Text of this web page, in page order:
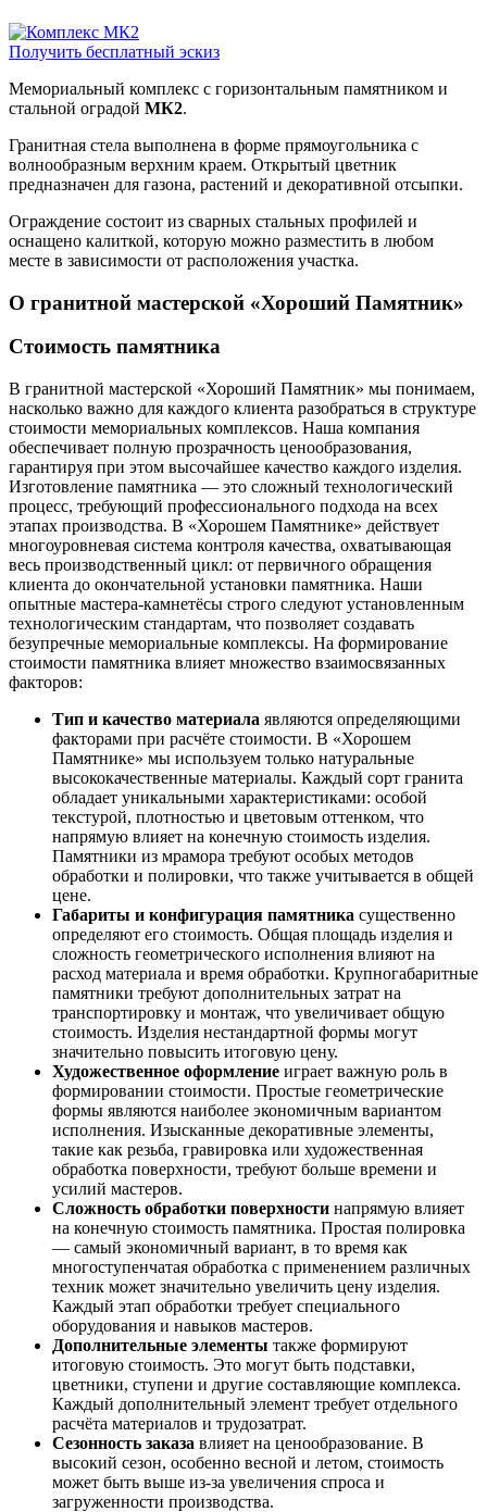
Получить бесплатный эскиз
Мемориальный комплекс с горизонтальным памятником и
стальной оградой МК2.
Гранитная стела выполнена в форме прямоугольника с
волнообразным верхним краем. Открытый цветник
предназначен для газона, растений и декоративной отсыпки.
Ограждение состоит из сварных стальных профилей и
оснащено калиткой, которую можно разместить в любом
месте в зависимости от расположения участка.
О гранитной мастерской «Хороший Памятник»
Стоимость памятника
В гранитной мастерской «Хороший Памятник» мы понимаем,
насколько важно для каждого клиента разобраться в структуре
стоимости мемориальных комплексов. Наша компания
обеспечивает полную прозрачность ценообразования,
гарантируя при этом высочайшее качество каждого изделия.
Изготовление памятника — это сложный технологический
процесс, требующий профессионального подхода на всех
этапах производства. В «Хорошем Памятнике» действует
многоуровневая система контроля качества, охватывающая
весь производственный цикл: от первичного обращения
клиента до окончательной установки памятника. Наши
опытные мастера-камнетёсы строго следуют установленным
технологическим стандартам, что позволяет создавать
безупречные мемориальные комплексы. На формирование
стоимости памятника влияет множество взаимосвязанных
факторов:
Тип и качество материала являются определяющими
факторами при расчёте стоимости. В «Хорошем
Памятнике» мы используем только натуральные
высококачественные материалы. Каждый сорт гранита
обладает уникальными характеристиками: особой
текстурой, плотностью и цветовым оттенком, что
напрямую влияет на конечную стоимость изделия.
Памятники из мрамора требуют особых методов
обработки и полировки, что также учитывается в общей
цене.
Габариты и конфигурация памятника существенно
определяют его стоимость. Общая площадь изделия и
сложность геометрического исполнения влияют на
расход материала и время обработки. Крупногабаритные
памятники требуют дополнительных затрат на
транспортировку и монтаж, что увеличивает общую
стоимость. Изделия нестандартной формы могут
значительно повысить итоговую цену.
Художественное оформление играет важную роль в
формировании стоимости. Простые геометрические
формы являются наиболее экономичным вариантом
исполнения. Изысканные декоративные элементы,
такие как резьба, гравировка или художественная
обработка поверхности, требуют больше времени и
усилий мастеров.
Сложность обработки поверхности напрямую влияет
на конечную стоимость памятника. Простая полировка
— самый экономичный вариант, в то время как
многоступенчатая обработка с применением различных
техник может значительно увеличить цену изделия.
Каждый этап обработки требует специального
оборудования и навыков мастеров.
Дополнительные элементы также формируют
итоговую стоимость. Это могут быть подставки,
цветники, ступени и другие составляющие комплекса.
Каждый дополнительный элемент требует отдельного
расчёта материалов и трудозатрат.
Сезонность заказа влияет на ценообразование. В
высокий сезон, особенно весной и летом, стоимость
может быть выше из-за увеличения спроса и
загруженности производства.